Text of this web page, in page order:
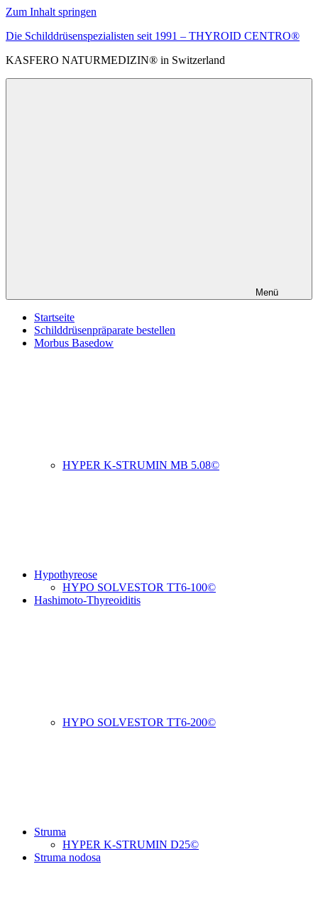
Zum Inhalt springen
Die Schilddrüsenspezialisten seit 1991 – THYROID CENTRO®
KASFERO NATURMEDIZIN® in Switzerland
Menü
Startseite
Schilddrüsenpräparate bestellen
Morbus Basedow
HYPER K-STRUMIN MB 5.08©
Hypothyreose
HYPO SOLVESTOR TT6-100©
Hashimoto-Thyreoiditis
HYPO SOLVESTOR TT6-200©
Struma
HYPER K-STRUMIN D25©
Struma nodosa